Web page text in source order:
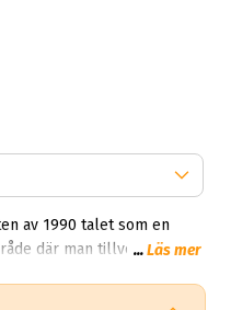
av 1990 talet som en
där man tillverkade
...Läs mer